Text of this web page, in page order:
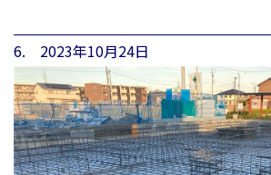
6. 2023年10月24日